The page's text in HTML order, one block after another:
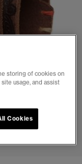
5
storing of cookies on
usage, and assist
Cookies